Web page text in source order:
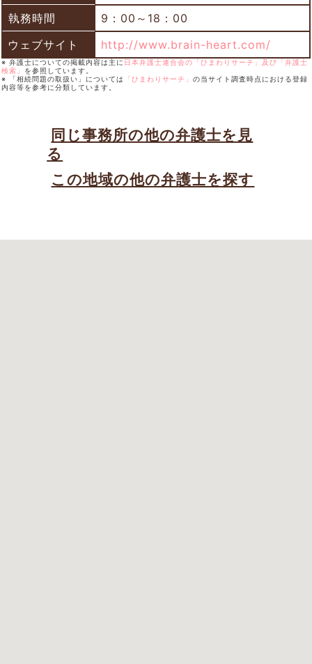
執務時間
9：00～18：00
ウェブサイト
http://www.brain-heart.com/
※ 弁護士についての掲載内容は主に 日本弁護士連合会の「ひまわりサーチ」及び「弁護士
検索」 を参照しています。
※ 「相続問題の取扱い」については
「ひまわりサーチ」 の当サイト調査時点における登録
内容等を参考に分類しています。
同じ事務所の他の弁護士を見
る
この地域の他の弁護士を探す